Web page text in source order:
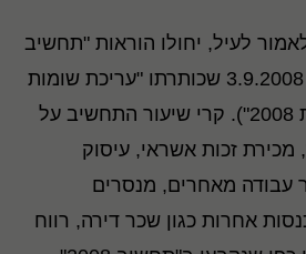
לאמור לעיל, יחולו הוראות "תחשיב
2008" (המסמך מיום 3.9.2008 שכותרתו "עריכת שומות
בענף היהלומים לשנת 2008"). קרי שיעור התחשיב על
זכות אשראי, עיסוק
עבודה מאחרים, מנסרים
אחרות כגון שכר דירה, רווח